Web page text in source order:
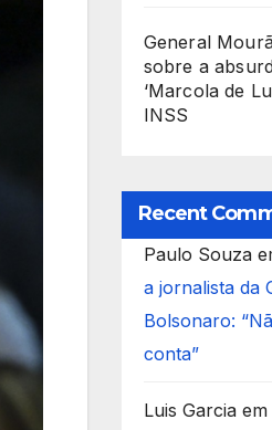
General
sobre a
‘Marcola de
INSS
Recent
Paulo Souza
a jornalista da
Bolsonaro:
conta”
Luis Garciaem